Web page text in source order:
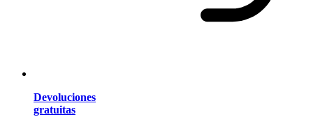
Devoluciones
gratuitas